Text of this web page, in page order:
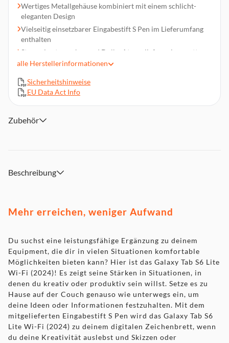
Wertiges Metallgehäuse kombiniert mit einem schlicht-
eleganten Design
Vielseitig einsetzbarer Eingabestift S Pen im Lieferumfang
enthalten
Stereo-Lautsprecher und Dolby Atmos liefern einen satten
Sound
Geräteumgebung
26,31 cm / 10,4“ (volles Rechteck) TFT-Touchdisplay (2.000 x
1.200 Pixel (WUXGA+))
Exynos 1280 (S5E8825) Prozessor (2 x 2,4 GHz + 6 x 2,0
8 Megapixel Kamera, 5 Megapixel Frontkamera
alle Herstellerinformationen
Sicherheitshinweise
EU Data Act Info
Zubehör
Beschreibung
Mehr erreichen, weniger Aufwand
Du suchst eine leistungsfähige Ergänzung zu deinem
Equipment, die dir in vielen Situationen komfortable
Möglichkeiten bieten kann? Hier ist das Galaxy Tab S6 Lite
Wi-Fi (2024)! Es zeigt seine Stärken in Situationen, in
denen du kreativ oder produktiv sein willst. Setze es zu
Hause auf der Couch genauso wie unterwegs ein, um
deine Ideen oder Informationen festzuhalten. Mit dem
mitgelieferten Eingabestift S Pen wird das Galaxy Tab S6
Lite Wi-Fi (2024) zu deinem digitalen Zeichenbrett, wenn
du deine Kreativität auslebst und Skizzen oder